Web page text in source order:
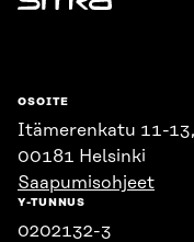
Sitra
OSOITE
Itämerenkatu 11-
00181 Helsinki
Saapumisohjeet
Y-TUNNUS
0202132-3